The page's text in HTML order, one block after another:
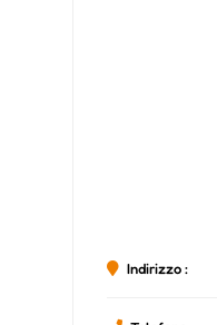
Indirizzo :